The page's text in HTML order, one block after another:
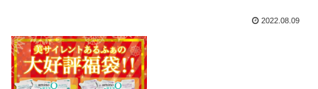
2022.08.09